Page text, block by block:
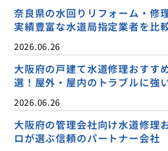
奈良県の水回りリフォーム・修
実績豊富な水道局指定業者を比
2026.06.26
大阪府の戸建て水道修理おすす
選！屋外・屋内のトラブルに強
2026.06.26
大阪府の管理会社向け水道修理
ロが選ぶ信頼のパートナー会社